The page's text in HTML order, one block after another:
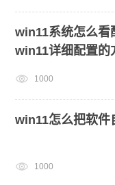
win11系统怎么看
win11详细配置的
1000
win11怎么把软件
1000